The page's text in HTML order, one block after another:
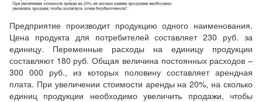
Предприятие производит продукцию одного наименования.
Цена продукта для потребителей составляет 230 руб. за
единицу. Переменные расходы на единицу продукции
составляют 180 руб. Общая величина постоянных расходов –
300 000 руб., из которых половину составляет арендная
плата. При увеличении стоимости аренды на 20%, на сколько
единиц продукции необходимо увеличить продажи, чтобы